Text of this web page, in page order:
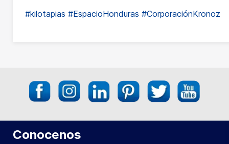
#kilotapias #EspacioHonduras #CorporaciónKronoz
Conocenos